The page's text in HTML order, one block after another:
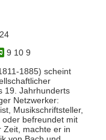
9 10 9
1885) scheint
19. Jahrhunderts
Netzwerker:
Musikschriftsteller,
befreundet mit
Zeit, machte er in